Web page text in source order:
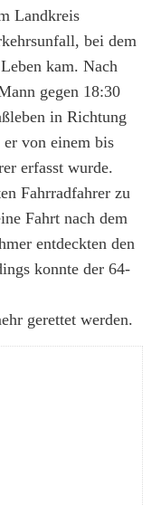
Landkreis
bei dem
kam. Nach
gegen 18:30
in Richtung
er von einem bis
erfasst wurde.
Fahrradfahrer zu
Fahrt nach dem
entdeckten den
konnte der 64-
gerettet werden.